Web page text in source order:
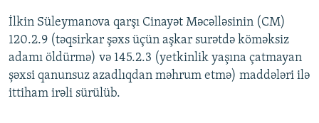
İlkin Süleymanova qarşı Cinayət Məcəlləsinin (CM)
120.2.9 (təqsirkar şəxs üçün aşkar surətdə köməksiz
adamı öldürmə) və 145.2.3 (yetkinlik yaşına çatmayan
şəxsi qanunsuz azadlıqdan məhrum etmə) maddələri ilə
ittiham irəli sürülüb.